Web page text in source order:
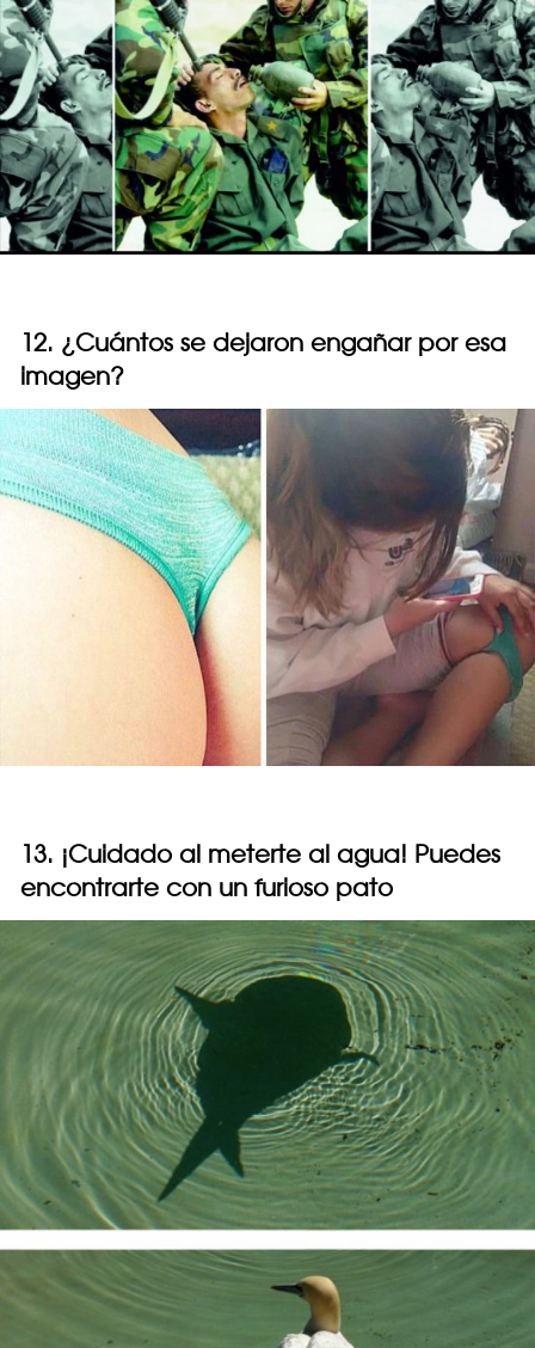
12. ¿Cuántos se dejaron engañar por esa
imagen?
13. ¡Cuidado al meterte al agua! Puedes
encontrarte con un furioso pato